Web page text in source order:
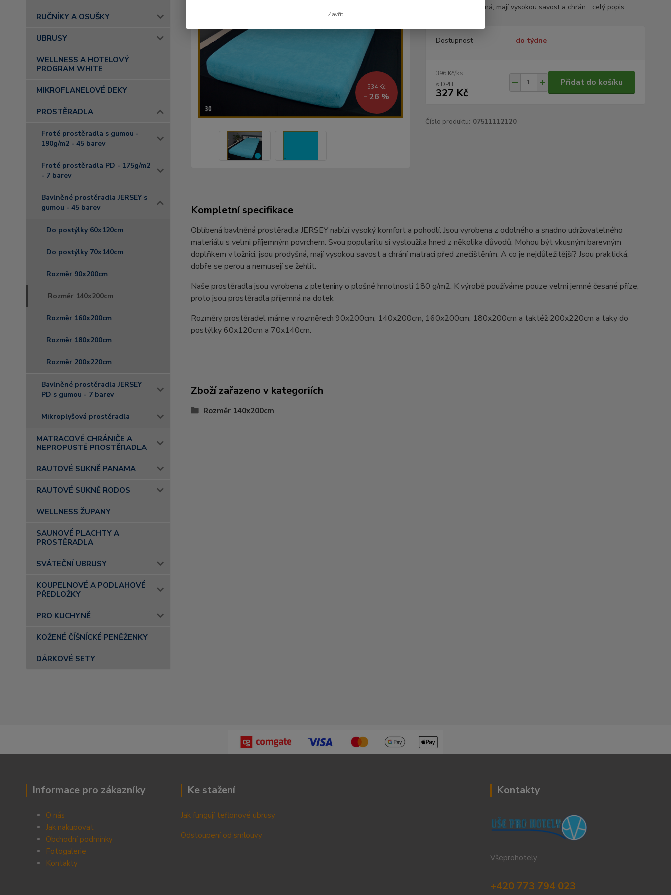
RUČNÍKY A OSUŠKY
UBRUSY
WELLNESS A HOTELOVÝ
PROGRAM WHITE
MIKROFLANELOVÉ DEKY
PROSTĚRADLA
Froté prostěradla s gumou -
190g/m2 - 45 barev
Froté prostěradla PD - 175g/m2
- 7 barev
Bavlněné prostěradla JERSEY s
gumou - 45 barev
Do postýlky 60x120cm
Do postýlky 70x140cm
Rozměr 90x200cm
Rozměr 140x200cm
Rozměr 160x200cm
Rozměr 180x200cm
Rozměr 200x220cm
Bavlněné prostěradla JERSEY
PD s gumou - 7 barev
Mikroplyšová prostěradla
MATRACOVÉ CHRÁNIČE A
NEPROPUSTÉ PROSTĚRADLA
RAUTOVÉ SUKNĚ PANAMA
RAUTOVÉ SUKNĚ RODOS
WELLNESS ŽUPANY
SAUNOVÉ PLACHTY A
PROSTĚRADLA
SVÁTEČNÍ UBRUSY
KOUPELNOVÉ A PODLAHOVÉ
PŘEDLOŽKY
PRO KUCHYNĚ
KOŽENÉ ČÍŠNÍCKÉ PENĚŽENKY
DÁRKOVÉ SETY
534 Kč
- 26 %
ložnici, jsou prodyšná, mají vysokou savost a chrán... celý popis
Dostupnost do týdne
396 Kč/ks
327 Kč
Přidat do košíku
Číslo produktu: 07511112120
Kompletní specifikace
Oblíbená bavlněná prostěradla JERSEY nabízí vysoký komfort a pohodlí. Jsou vyrobena z odolného a snadno udržovatelného
materiálu s velmi příjemným povrchem. Svou popularitu si vysloužila hned z několika důvodů. Mohou být vkusným barevným
doplňkem v ložnici, jsou prodyšná, mají vysokou savost a chrání matraci před znečištěním. A co je nejdůležitější? Jsou praktická,
dobře se perou a nemusejí se žehlit.
Naše prostěradla jsou vyrobena z pleteniny o plošné hmotnosti 180 g/m2. K výrobě používáme pouze velmi jemné česané příze,
proto jsou prostěradla příjemná na dotek
Rozměry prostěradel máme v rozměrech 90x200cm, 140x200cm, 160x200cm, 180x200cm a taktéž 200x220cm a taky do
postýlky 60x120cm a 70x140cm.
Zboží zařazeno v kategoriích
Rozměr 140x200cm
Informace pro zákazníky
O nás
Jak nakupovat
Obchodní podmínky
Fotogalerie
Kontakty
Ke stažení
Jak fungují teflonové ubrusy
Odstoupení od smlouvy
Kontakty
Všeprohotely
+420 773 794 023
Zavřít